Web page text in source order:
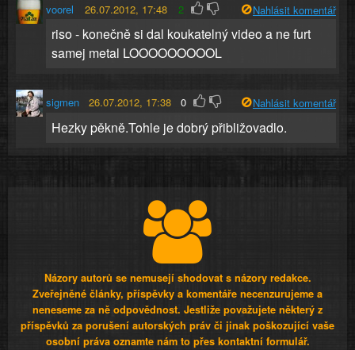
voorel 26.07.2012, 17:48 2 Nahlásit komentář
riso - konečně si dal koukatelný video a ne furt
samej metal LOOOOOOOOOL
sigmen 26.07.2012, 17:38 0 Nahlásit komentář
Hezky pěkně.Tohle je dobrý přibližovadlo.
Názory autorů se nemusejí shodovat s názory redakce.
Zveřejněné články, příspěvky a komentáře necenzurujeme a
neneseme za ně odpovědnost. Jestliže považujete některý z
příspěvků za porušení autorských práv či jinak poškozující vaše
osobní práva oznamte nám to přes kontaktní formulář.